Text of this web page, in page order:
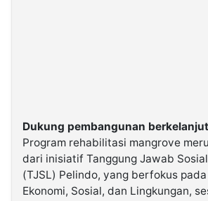
Dukung pembangunan
Program rehabilitasi mangrove
dari inisiatif Tanggung Jawab
(TJSL) Pelindo, yang berfokus
Ekonomi, Sosial, dan Lingkungan,